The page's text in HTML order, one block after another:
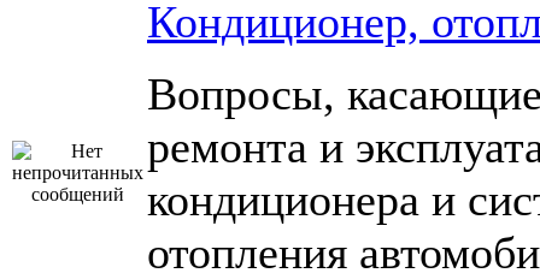
Кондиционер,
Вопросы,
ремонта и
кондиционера и
отопления